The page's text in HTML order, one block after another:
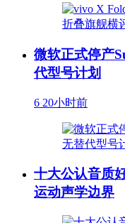
微软正式停产
代型号计划
6 20小时前
十大公认音质
运动声学边界